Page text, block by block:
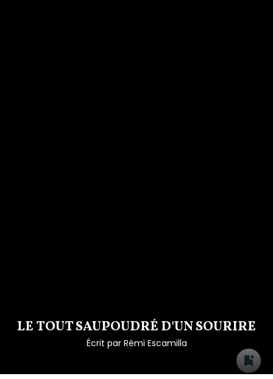
LE TOUT SAUPOUDRÉ D'UN SOURIRE
Écrit par Rémi Escamilla